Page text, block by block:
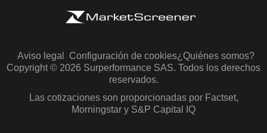
Aviso legal Configuración de cookies¿Quiénes somos?
Copyright © 2026 Surperformance SAS. Todos los derechos
reservados.
Las cotizaciones son proporcionadas por Factset,
Morningstar y S&P Capital IQ